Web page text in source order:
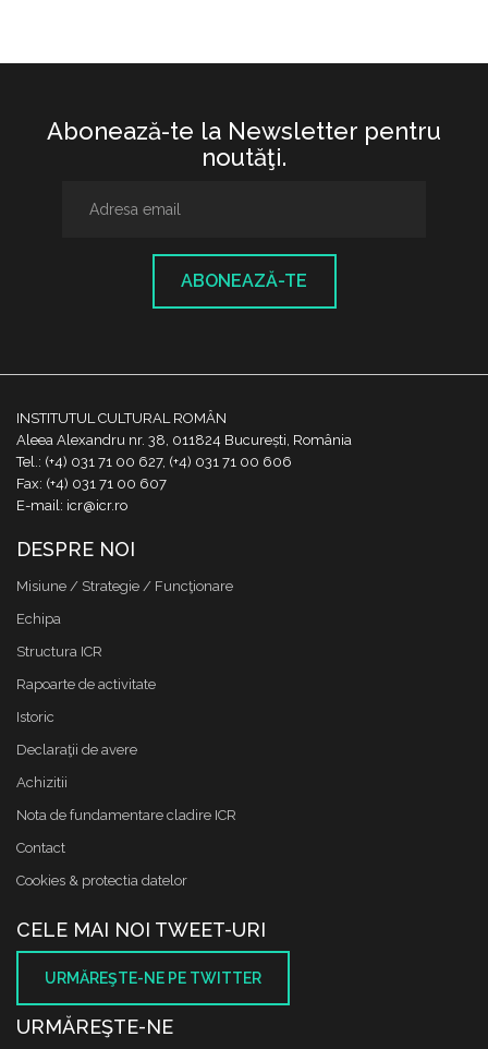
Abonează-te la Newsletter pentru
noutăţi.
ABONEAZĂ-TE
INSTITUTUL CULTURAL ROMÂN
Aleea Alexandru nr. 38, 011824 București, România
Tel.: (+4) 031 71 00 627, (+4) 031 71 00 606
Fax: (+4) 031 71 00 607
E-mail: icr@icr.ro
DESPRE NOI
Misiune / Strategie / Funcţionare
Echipa
Structura ICR
Rapoarte de activitate
Istoric
Declaraţii de avere
Achizitii
Nota de fundamentare cladire ICR
Contact
Cookies & protectia datelor
CELE MAI NOI TWEET-URI
URMĂREŞTE-NE PE TWITTER
URMĂREŞTE-NE